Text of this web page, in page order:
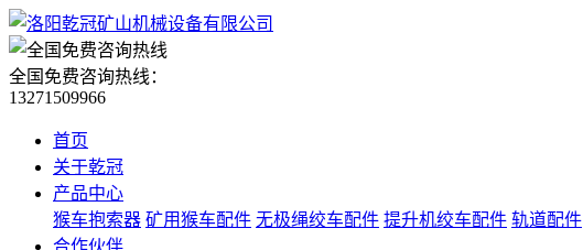
全国免费咨询热线：
13271509966
首页
关于乾冠
产品中心
猴车抱索器 矿用猴车配件 无极绳绞车配件 提升机绞车配件 轨道配件
合作伙伴